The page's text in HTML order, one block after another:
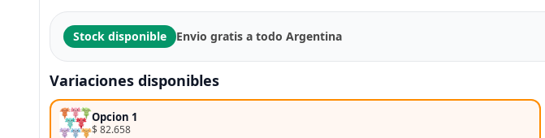
Stock disponible Envio gratis a todo Argentina
Variaciones disponibles
Opcion 1
$ 82.658